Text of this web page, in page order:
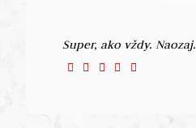
Super, ako vždy. Naozaj.